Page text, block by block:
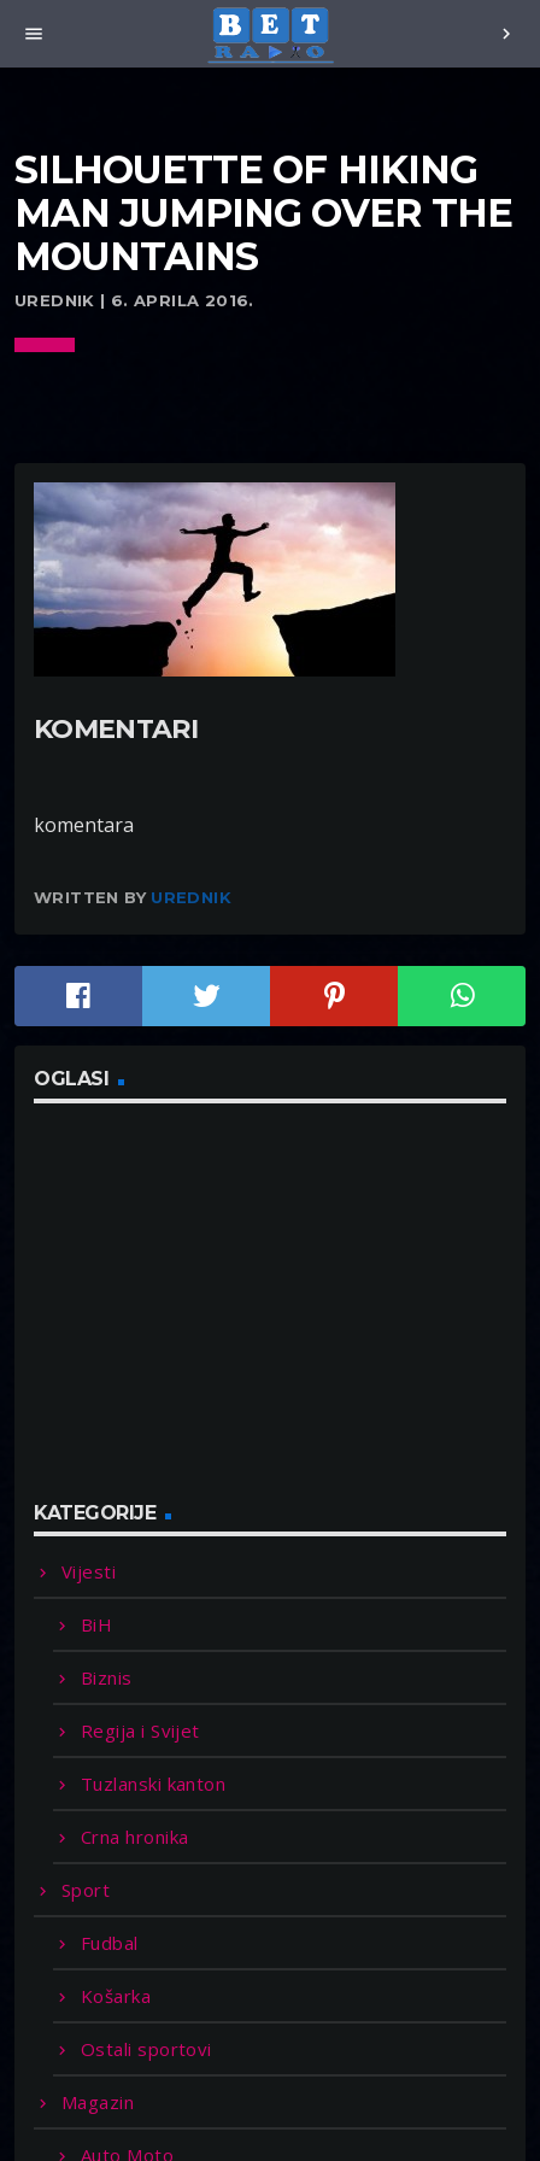
menu chevron_right
SILHOUETTE OF HIKING
MAN JUMPING OVER THE
MOUNTAINS
UREDNIK | 6. APRILA 2016.
KOMENTARI
komentara
WRITTEN BY UREDNIK
OGLASI
KATEGORIJE
Vijesti
BiH
Biznis
Regija i Svijet
Tuzlanski kanton
Crna hronika
Sport
Fudbal
Košarka
Ostali sportovi
Magazin
Auto Moto